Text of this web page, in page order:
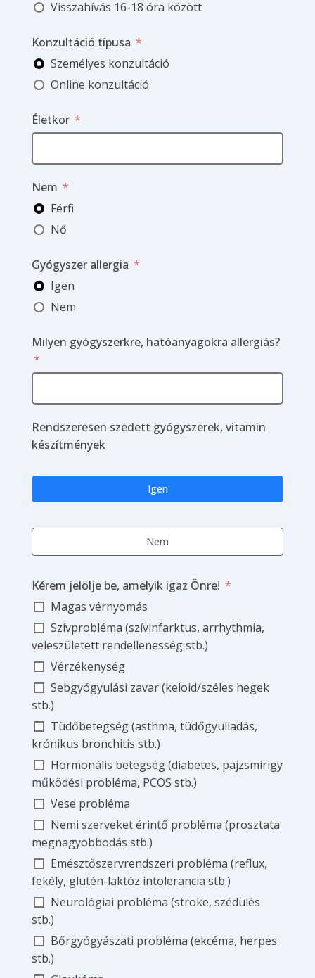
Visszahívás 16-18 óra között
Konzultáció típusa
Személyes konzultáció
Online konzultáció
Életkor
Nem
Férfi
Nő
Gyógyszer allergia
Igen
Nem
Milyen gyógyszerkre, hatóanyagokra allergiás?
Rendszeresen szedett gyógyszerek, vitamin
készítmények
Igen
Nem
Kérem jelölje be, amelyik igaz Önre!
Magas vérnyomás
Szívprobléma (szívinfarktus, arrhythmia,
veleszületett rendellenesség stb.)
Vérzékenység
Sebgyógyulási zavar (keloid/széles hegek
stb.)
Tüdőbetegség (asthma, tüdőgyulladás,
krónikus bronchitis stb.)
Hormonális betegség (diabetes, pajzsmirigy
működési probléma, PCOS stb.)
Vese probléma
Nemi szerveket érintő probléma (prosztata
megnagyobbodás stb.)
Emésztőszervrendszeri probléma (reflux,
fekély, glutén-laktóz intolerancia stb.)
Neurológiai probléma (stroke, szédülés
stb.)
Bőrgyógyászati probléma (ekcéma, herpes
stb.)